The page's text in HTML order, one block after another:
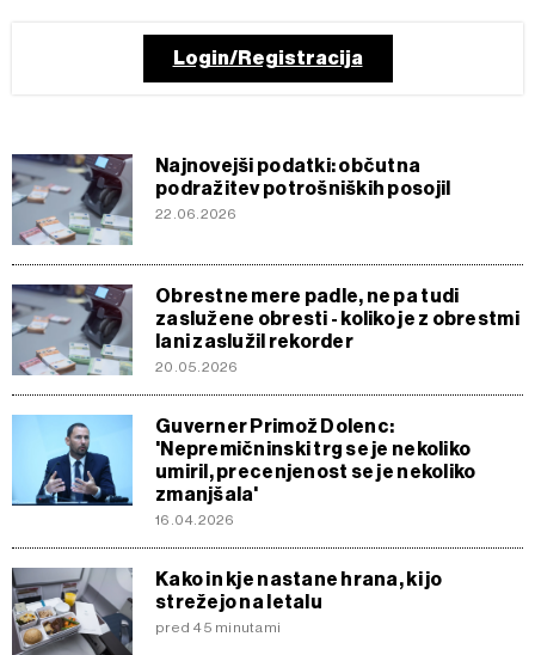
Login/Registracija
Najnovejši podatki: občutna
podražitev potrošniških posojil
22.06.2026
Obrestne mere padle, ne pa tudi
zaslužene obresti - koliko je z obrestmi
lani zaslužil rekorder
20.05.2026
Guverner Primož Dolenc:
'Nepremičninski trg se je nekoliko
umiril, precenjenost se je nekoliko
zmanjšala'
16.04.2026
Kako in kje nastane hrana, ki jo
strežejo na letalu
pred 45 minutami